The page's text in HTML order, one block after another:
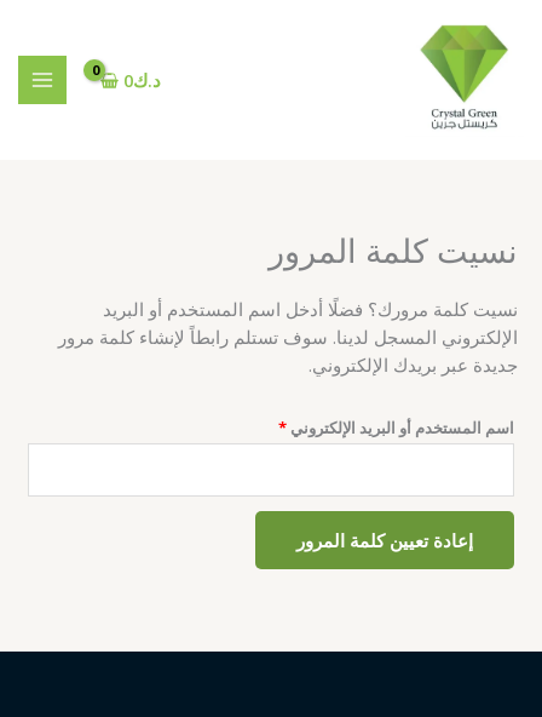
المحتوى
د.ك0
نسيت كلمة المرور
نسيت كلمة مرورك؟ فضلًا أدخل اسم المستخدم أو البريد
الإلكتروني المسجل لدينا. سوف تستلم رابطاً لإنشاء كلمة مرور
جديدة عبر بريدك الإلكتروني.
اسم المستخدم أو البريد الإلكتروني *
إعادة تعيين كلمة المرور